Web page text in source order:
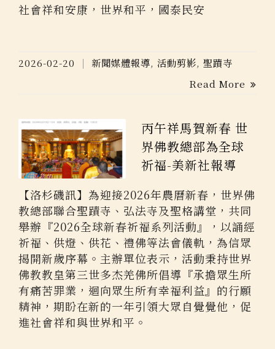
社會祥和安康，世界和平，國泰民安
2026-02-20 新聞媒體報導, 活動剪影, 聖蹟寺
Read More
丙午祥馬賀新春 世
界佛教總部為全球
祈福-美新社報導
【洛杉磯訊】為迎接2026年農曆新春，世界佛
教總部聯合聖蹟寺、弘法寺及聖格講堂，共同
舉辦『2026全球新春祈福系列活動』，以誦經
祈福、供燈、供花、禮佛等法會儀軌，為信眾
揭開新歲序幕。主辦單位表示，活動秉持世界
佛教教皇第三世多杰羌佛所倡導『承擔眾生所
有痛苦罪業，迴向眾生所有幸福利益』的行願
精神，期盼在新的一年引領大眾自覺覺他，促
進社會祥和與世界和平。